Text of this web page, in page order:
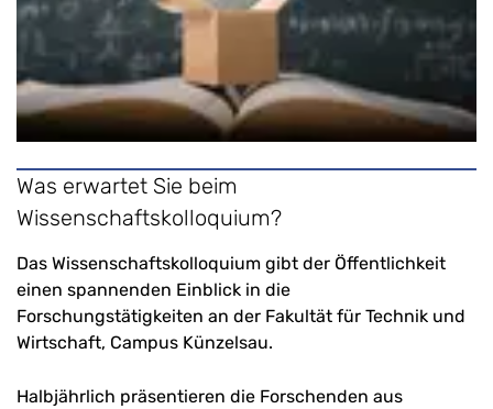
Was erwartet Sie beim
Wissenschaftskolloquium?
Das Wissenschaftskolloquium gibt der Öffentlichkeit
einen spannenden Einblick in die
Forschungstätigkeiten an der Fakultät für Technik und
Wirtschaft, Campus Künzelsau.
Halbjährlich präsentieren die Forschenden aus